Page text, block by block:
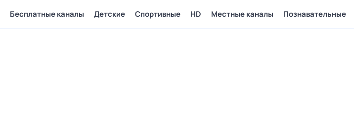
Бесплатные каналы Детские Спортивные HD Местные каналы Познавательные